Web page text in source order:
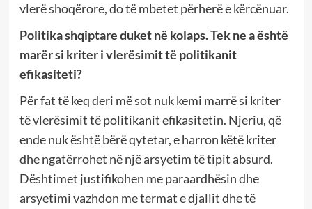
vlerë shoqërore, do të mbetet përherë e kërcënuar.
Politika shqiptare duket në kolaps. Tek ne a është
marër si kriter i vlerësimit të politikanit
efikasiteti?
Për fat të keq deri më sot nuk kemi marrë si kriter
të vlerësimit të politikanit efikasitetin. Njeriu, që
ende nuk është bërë qytetar, e harron këtë kriter
dhe ngatërrohet në një arsyetim të tipit absurd.
Dështimet justifikohen me paraardhësin dhe
arsyetimi vazhdon me termat e djallit dhe të